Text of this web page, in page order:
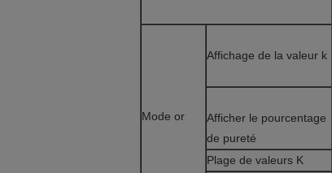
Mode or
Affichage de la valeur k
Afficher le pourcentage
de pureté
Plage de valeurs K